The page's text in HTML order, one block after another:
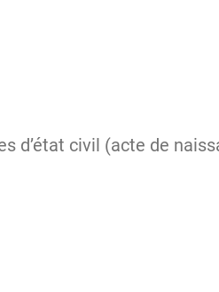
d’état civil (acte de